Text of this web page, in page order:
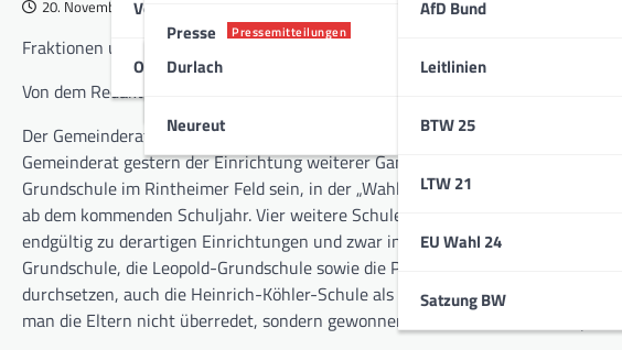
Presse Pressemitteilungen
Vorstand
Ortsverband
Durlach
Neureut
AfD Bund
Leitlinien
BTW 25
LTW 21
EU Wahl 24
Satzung BW
20. November 2014
Fraktionen und Oberbürgermeister betonen dennoch Wahlfreiheit der Eltern /
Von dem Redaktionsmitglied Theo Westermann
Der Gemeinderat hat sein inhaltliches Bekenntnis zu Ganztagsschulen
Gemeinderat gestern der Einrichtung weiterer Ganztagesgrundschulen zu. In
Grundschule im Rintheimer Feld sein, in der „Wahlform“ die Schiller-Grund-
ab dem kommenden Schuljahr. Vier weitere Schulen, in denen zurzeit noch
endgültig zu derartigen Einrichtungen und zwar in der Wahlform. Dies sind
Grundschule, die Leopold-Grundschule sowie die Pestalozzi-Grund- und
durchsetzen, auch die Heinrich-Köhler-Schule als Wahlform zu belassen.
man die Eltern nicht überredet, sondern gewonnen hat“. Gerade das Konzept